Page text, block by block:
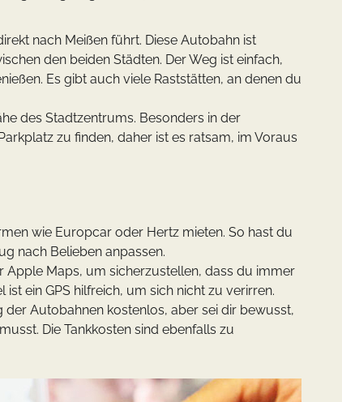
nach Meißen führt. Diese Autobahn ist
den beiden Städten. Der Weg ist einfach,
Es gibt auch viele Raststätten, an denen du
des Stadtzentrums. Besonders in der
zu finden, daher ist es ratsam, im Voraus
wie Europcar oder Hertz mieten. So hast du
nach Belieben anpassen.
Maps, um sicherzustellen, dass du immer
ein GPS hilfreich, um sich nicht zu verirren.
der Autobahnen kostenlos, aber sei dir bewusst,
Die Tankkosten sind ebenfalls zu